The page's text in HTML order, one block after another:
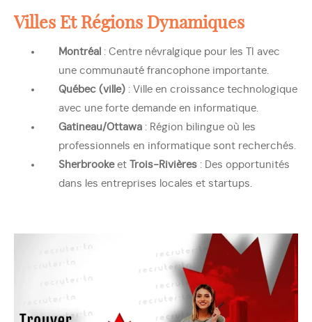
Villes Et Régions Dynamiques
Montréal : Centre névralgique pour les TI avec
une communauté francophone importante.
Québec (ville) : Ville en croissance technologique
avec une forte demande en informatique.
Gatineau/Ottawa : Région bilingue où les
professionnels en informatique sont recherchés.
Sherbrookeet Trois-Rivières : Des opportunités
dans les entreprises locales et startups.